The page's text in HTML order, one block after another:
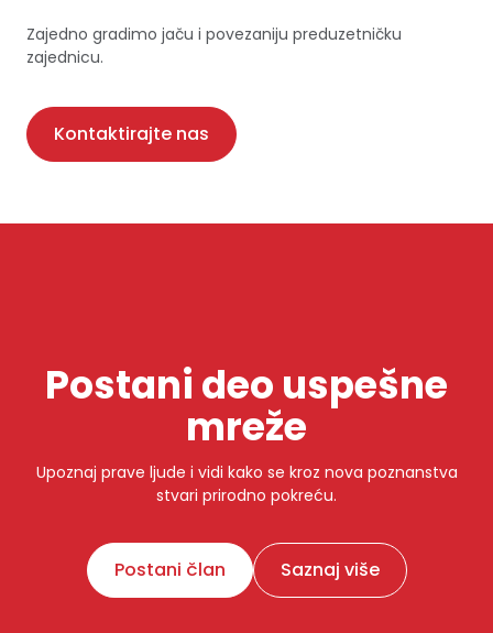
Zajedno gradimo jaču i povezaniju preduzetničku
zajednicu.
Kontaktirajte nas
Postani deo uspešne
mreže
Upoznaj prave ljude i vidi kako se kroz nova poznanstva
stvari prirodno pokreću.
Postani član Saznaj više